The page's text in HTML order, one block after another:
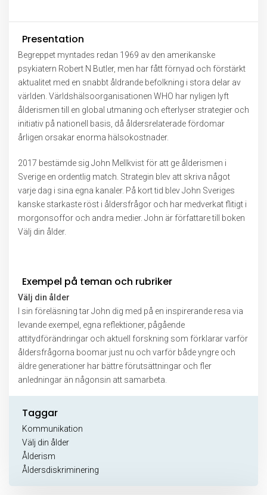
Presentation
Begreppet myntades redan 1969 av den amerikanske
psykiatern Robert N Butler, men har fått förnyad och förstärkt
aktualitet med en snabbt åldrande befolkning i stora delar av
världen. Världshälsoorganisationen WHO har nyligen lyft
ålderismen till en global utmaning och efterlyser strategier och
initiativ på nationell basis, då åldersrelaterade fördomar
årligen orsakar enorma hälsokostnader.
2017 bestämde sig John Mellkvist för att ge ålderismen i
Sverige en ordentlig match. Strategin blev att skriva något
varje dag i sina egna kanaler. På kort tid blev John Sveriges
kanske starkaste röst i åldersfrågor och har medverkat flitigt i
morgonsoffor och andra medier. John är författare till boken
Välj din ålder.
Exempel på teman och rubriker
Välj din ålder
I sin föreläsning tar John dig med på en inspirerande resa via
levande exempel, egna reflektioner, pågående
attitydförändringar och aktuell forskning som förklarar varför
åldersfrågorna boomar just nu och varför både yngre och
äldre generationer har bättre förutsättningar och fler
anledningar än någonsin att samarbeta.
Taggar
Kommunikation
Välj din ålder
Ålderism
Åldersdiskriminering